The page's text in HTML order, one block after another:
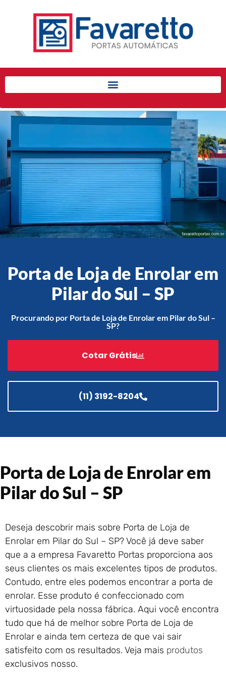
Início
Produtos
Porta de Enrolar Automática
Automatizadores
Acessórios Para Portas de
Enrolar
Pintura eletrostática
Portfólio
Contato
Acessórios
Automatização
Portão de Garagem de
Enrolar em Teresópolis – RJ
Aldeia – RJ
Portão de Garagem de
Enrolar em São João de
Enrolar em Rio das Ostras –
RJ
Portão de Garagem de
Enrolar em Petrópolis – RJ
Portão de Garagem de
Enrolar em Paraty – RJ
Portão de Garagem de
Enrolar em Nova Iguaçu – RJ
Portão de Garagem de
Enrolar em Nova Friburgo –
RJ
Porta de Loja de Enrolar em
Pilar do Sul – SP
Procurando por Porta de Loja de Enrolar em Pilar do Sul –
SP?
Cotar Grátis
(11) 3192-8204
Porta de Loja de Enrolar em
Pilar do Sul – SP
Deseja descobrir mais sobre Porta de Loja de
Enrolar em Pilar do Sul – SP? Você já deve saber
que a a empresa Favaretto Portas proporciona aos
seus clientes os mais excelentes tipos de produtos.
Contudo, entre eles podemos encontrar a porta de
enrolar. Esse produto é confeccionado com
virtuosidade pela nossa fábrica. Aqui você encontra
tudo que há de melhor sobre Porta de Loja de
Enrolar e ainda tem certeza de que vai sair
satisfeito com os resultados. Veja mais produtos
exclusivos nosso.